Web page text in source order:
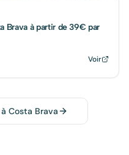
Brava à partir de 39€ par
Voir
Costa Brava